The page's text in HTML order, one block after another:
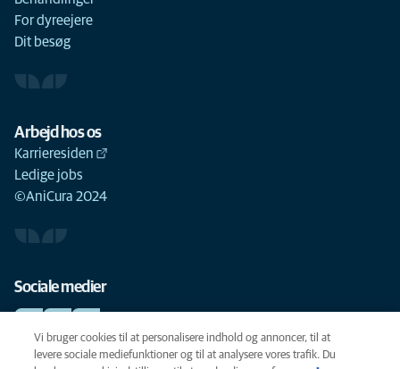
For dyreejere
Dit besøg
Arbejd hos os
Karrieresiden
Ledige jobs
©AniCura 2024
Sociale medier
Vi bruger cookies til at personalisere indhold og annoncer, til at
levere sociale mediefunktioner og til at analysere vores trafik. Du